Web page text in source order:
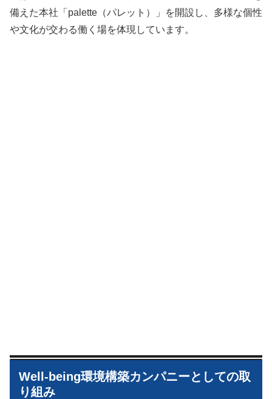
備えた本社「palette（パレット）」を開設し、多様な個性
や文化が交わる働く場を体現しています。
Well-being環境構築カンパニーとしての取
り組み